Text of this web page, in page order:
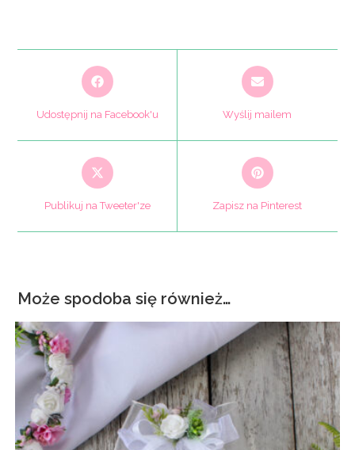
Opens
in
new
window
Udostępnij na Facebook'u
Opens
in
new
window
Wyślij mailem
Opens
in
new
window
Publikuj na Tweeter'ze
Opens
in
window
Zapisz na Pinterest
Może spodoba się również…